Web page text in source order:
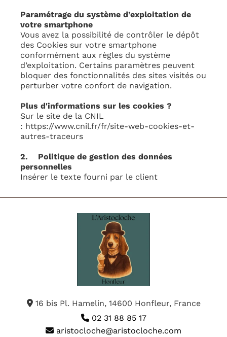
Paramétrage du système d’exploitation de
votre smartphone
Vous avez la possibilité de contrôler le dépôt
des Cookies sur votre smartphone
conformément aux règles du système
d’exploitation. Certains paramètres peuvent
bloquer des fonctionnalités des sites visités ou
perturber votre confort de navigation.
Plus d'informations sur les cookies ?
Sur le site de la CNIL
: https://www.cnil.fr/fr/site-web-cookies-et-
autres-traceurs
2. Politique de gestion des données
personnelles
Insérer le texte fourni par le client
16 bis Pl. Hamelin, 14600 Honfleur, France
 02 31 88 85 17
 aristocloche@aristocloche.com